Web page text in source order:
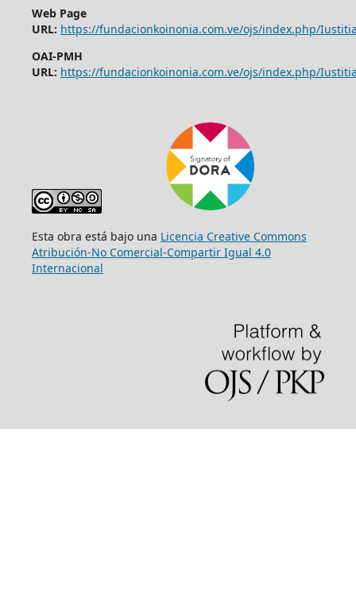
Web Page
URL: https://fundacionkoinonia.com.ve/ojs/index.php/
OAI-PMH
URL: https://fundacionkoinonia.com.ve/ojs/index.php/
Esta obra está bajo una Licencia Creative Commons
Atribución-No Comercial-Compartir Igual 4.0
Internacional